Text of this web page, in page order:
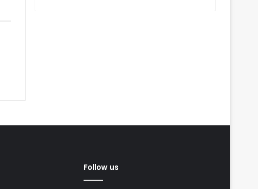
Follow us